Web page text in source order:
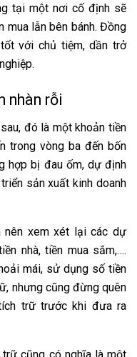
tại một nơi cố định sẽ
mua lẫn bên bánh. Đồng
với chủ tiệm, dần trở
nhàn rỗi
đó là một khoản tiền
trong vòng ba đến bốn
hợp bị đau ốm, dự định
sản xuất kinh doanh
nên xem xét lại các dự
nhà, tiền mua sắm,….
mái, sử dụng số tiền
nhưng cũng đừng quên
trữ trước khi đưa ra